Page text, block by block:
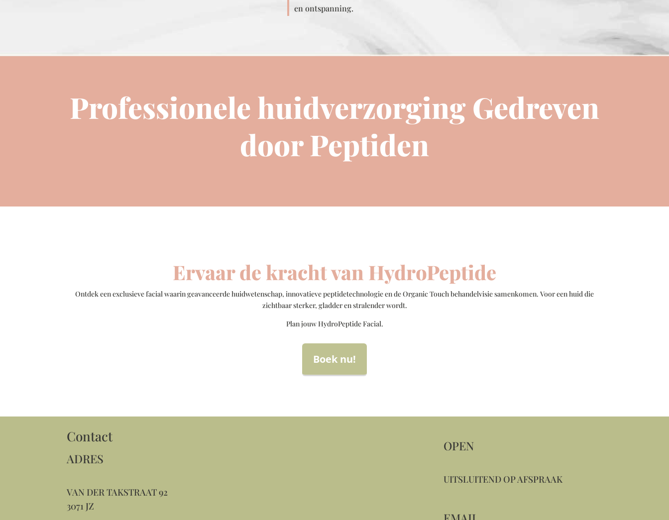
en ontspanning.
Professionele huidverzorging Gedreven
door Peptiden
Ervaar de kracht van HydroPeptide
Ontdek een exclusieve facial waarin geavanceerde huidwetenschap, innovatieve peptidetechnologie en de Organic Touch behandelvisie samenkomen. Voor een huid die
zichtbaar sterker, gladder en stralender wordt.
Plan jouw HydroPeptide Facial.
Boek nu!
Contact
ADRES
VAN DER TAKSTRAAT 92
3071 JZ
OPEN
UITSLUITEND OP AFSPRAAK